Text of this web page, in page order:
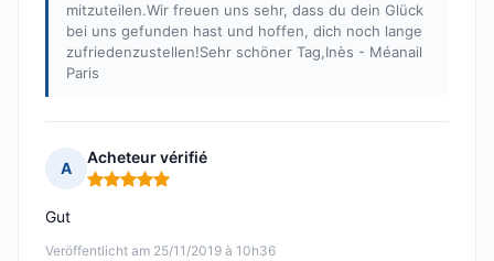
mitzuteilen.Wir freuen uns sehr, dass du dein Glück
bei uns gefunden hast und hoffen, dich noch lange
zufriedenzustellen!Sehr schöner Tag,Inès - Méanail
Paris
A
Acheteur vérifié
Hinweis: 5 von 5
Veröffentlicht am 25/11/2019 à 10h36
Gut